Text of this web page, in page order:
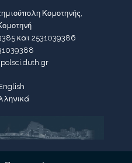
Κομοτηνής,
και 2531039386